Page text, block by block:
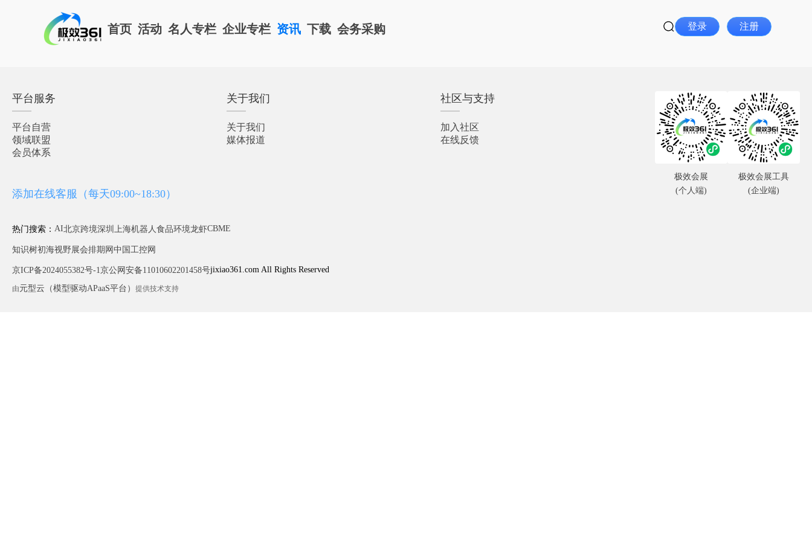
首页 活动 名人专栏 企业专栏 资讯 下载 会务采购 登录 注册
平台服务
平台自营
领域联盟
会员体系
关于我们
关于我们
媒体报道
社区与支持
加入社区
在线反馈
添加在线客服（每天09:00~18:30）
热门搜索： AI北京跨境深圳 上海机器人食品环境龙虾CBME
知识树初海视野展会排期网 中国工控网
京ICP备2024055382号-1京公网安备11010602201458号jixiao361.com All Rights Reserved
由元型云（模型驱动APaaS平台） 提供技术支持
极效会展
(个人端)
极效会展工具
(企业端)